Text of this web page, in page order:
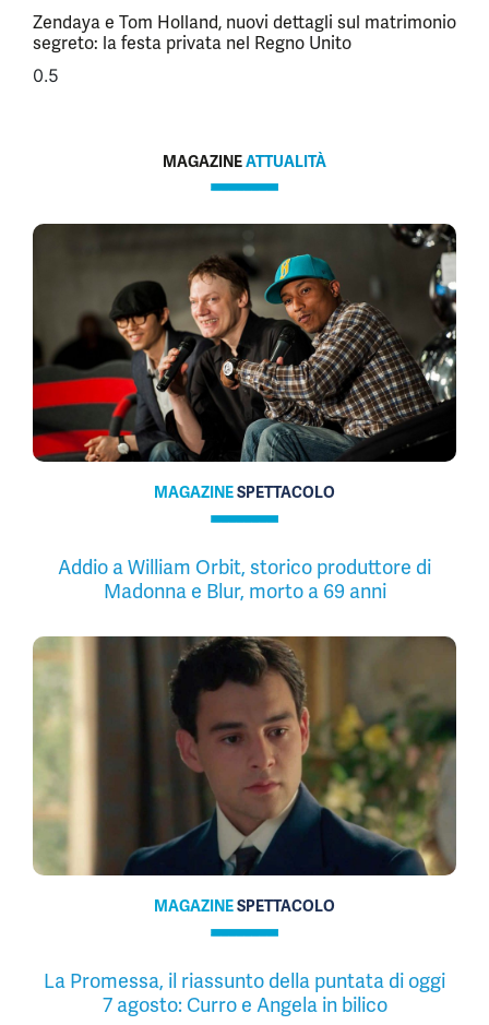
Zendaya e Tom Holland, nuovi dettagli sul matrimonio
segreto: la festa privata nel Regno Unito
MAGAZINEATTUALITÀ
MAGAZINESPETTACOLO
Addio a William Orbit, storico produttore di
Madonna e Blur, morto a 69 anni
MAGAZINESPETTACOLO
La Promessa, il riassunto della puntata di oggi
7 agosto: Curro e Angela in bilico